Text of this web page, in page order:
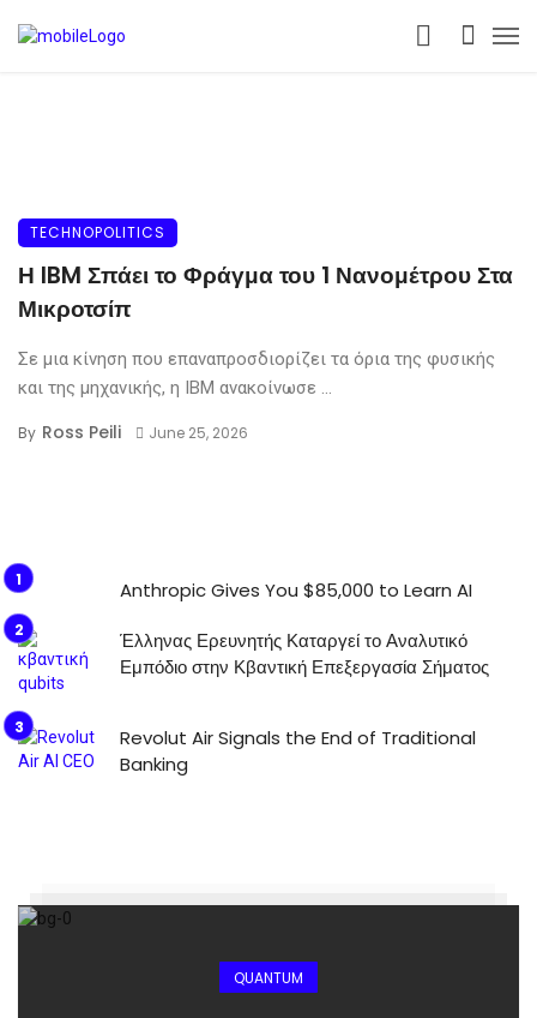
TECHNOPOLITICS
Η IBM Σπάει το Φράγμα του 1 Νανομέτρου Στα
Μικροτσίπ
Σε μια κίνηση που επαναπροσδιορίζει τα όρια της φυσικής
και της μηχανικής, η IBM ανακοίνωσε ...
By Ross Peili June 25, 2026
Anthropic Gives You $85,000 to Learn AI
Έλληνας Ερευνητής Καταργεί το Αναλυτικό
Εμπόδιο στην Κβαντική Επεξεργασία Σήματος
Revolut Air Signals the End of Traditional
Banking
QUANTUM